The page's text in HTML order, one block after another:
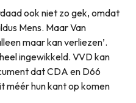
ook niet zo gek, omdat
Mens. Maar Van
maar kan verliezen’.
ingewikkeld. VVD kan
dat CDA en D66
méér hun kant op komen